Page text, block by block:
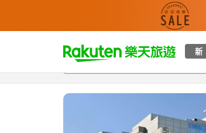
新
t
p
a
總覽客房與方案評語特點設施